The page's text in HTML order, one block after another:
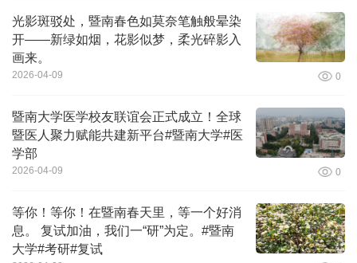
光影斑驳处，暨南春色如莫奈笔触般晕染
开——新绿如烟，花影似梦，柔光碎影入
画来。
2026-04-09 0
暨南大学医学校友联谊会正式成立！全球
暨医人聚力赋能共建新平台#暨南大学#医
学部
2026-04-09 0
等你！等你！在暨南春天里，等一个好消
息。 复试加油，我们一“研”为定。#暨南
大学#考研#复试